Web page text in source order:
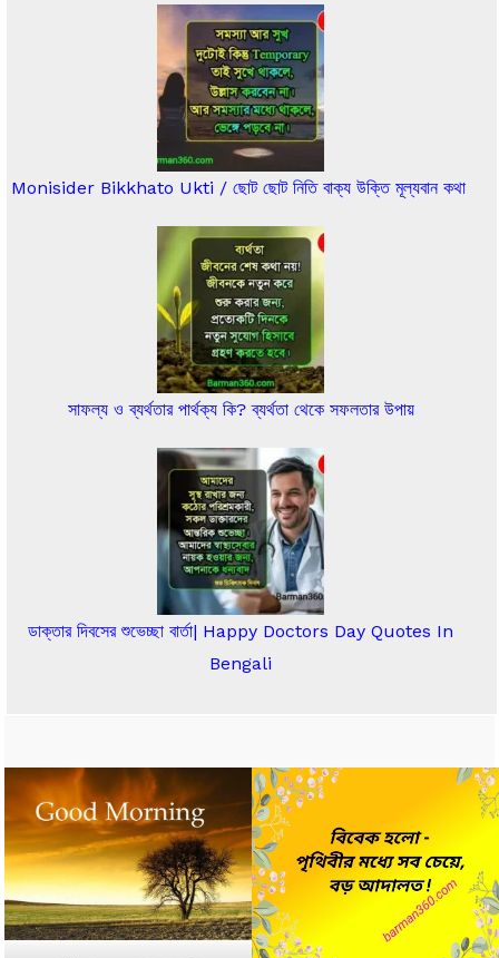
Monisider Bikkhato Ukti / ছোট ছোট নিতি বাক্য উক্তি মূল্যবান কথা
সাফল্য ও ব্যর্থতার পার্থক্য কি? ব্যর্থতা থেকে সফলতার উপায়
ডাক্তার দিবসের শুভেচ্ছা বার্তা| Happy Doctors Day Quotes In
Bengali